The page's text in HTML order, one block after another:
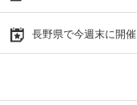
長野県で今週末に開